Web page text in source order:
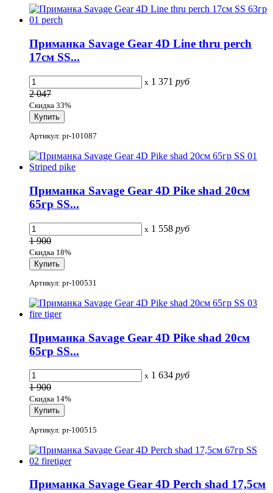
Приманка Savage Gear 4D Line thru perch
17см SS...
x 1 371 руб
2 047
Скидка 33%
Артикул: pr-101087
Приманка Savage Gear 4D Pike shad 20см
65гр SS...
x 1 558 руб
1 900
Скидка 18%
Артикул: pr-100531
Приманка Savage Gear 4D Pike shad 20см
65гр SS...
x 1 634 руб
1 900
Скидка 14%
Артикул: pr-100515
Приманка Savage Gear 4D Perch shad 17,5см